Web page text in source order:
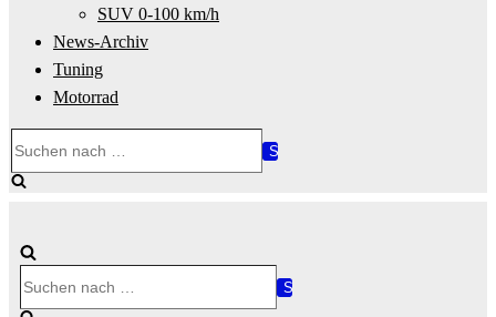
SUV 0-100 km/h
News-Archiv
Tuning
Motorrad
nach …
nach …